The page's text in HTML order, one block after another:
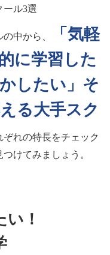
ール3選
中から、
「気軽
に学習した
したい」そ
る大手スク
れの特長をチェック
けてみましょう。
！